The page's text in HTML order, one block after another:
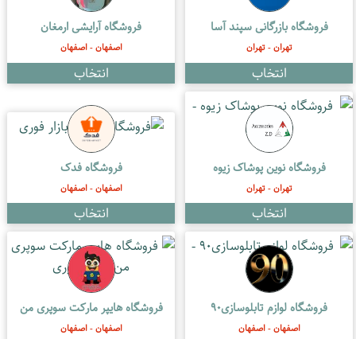
فروشگاه بازرگانی سپند آسا
تهران - تهران
فروشگاه آرایشی ارمغان
اصفهان - اصفهان
فروشگاه نوین پوشاک زیوه
تهران - تهران
فروشگاه فدک
اصفهان - اصفهان
فروشگاه لوازم تابلوسازی۹۰
اصفهان - اصفهان
فروشگاه هایپر مارکت سوپری من
اصفهان - اصفهان